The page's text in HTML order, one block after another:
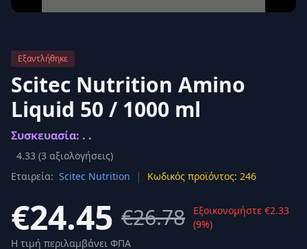
Εξαντλήθηκε
Scitec Nutrition Amino
Liquid 50 / 1000 ml
Συσκευασία: . .
4.33 (3 αξιολογήσεις)
Εταιρεία: Scitec Nutrition | Κωδικός προϊόντος: 246
€24.45 €26.78
Εξοικονομήστε €2.33
(9%)
Η τιμή περιλαμβάνει ΦΠΑ